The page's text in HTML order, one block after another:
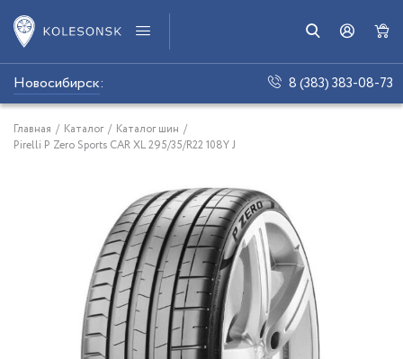
Новосибирск: 8 (383) 383-08-73
Главная / Каталог / Каталог шин /
Pirelli P Zero Sports CAR XL 295/35/R22 108Y J